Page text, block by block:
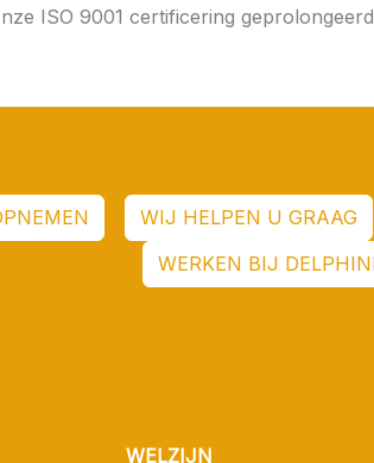
ISO 9001 certificering
WIJ HELPEN U GRAAG
WERKEN BIJ
WELZIJN